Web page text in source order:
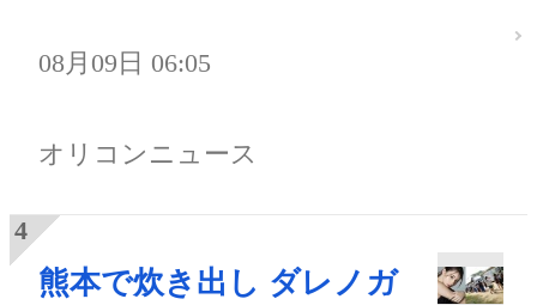
08月09日 06:05
オリコンニュース
熊本で炊き出し ダレノガ